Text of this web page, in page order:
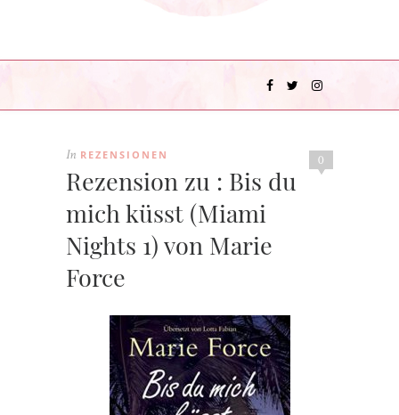
0
In REZENSIONEN
Rezension zu : Bis du
mich küsst (Miami
Nights 1) von Marie
Force